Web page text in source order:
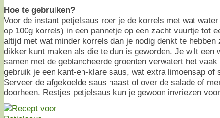
Hoe te gebruiken?
Voor de instant petjelsaus roer je de korrels met wat
op 100g korrels) in een pannetje op een zacht vuurtje tot
altijd met wat minder korrels dan je nodig denkt te hebben
dikker kunt maken als die te dun is geworden. Je wilt een
samen met de geblancheerde groenten verwatert het
gebruik je een kant-en-klare saus, wat extra limoensap of
Serveer de afgekoelde saus naast of over de salade of
doorheen. Restjes petjelsaus kun je gewoon invriezen